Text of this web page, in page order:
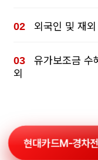
외국인 및 재
유가보조금 수
외
현대카드M-경차